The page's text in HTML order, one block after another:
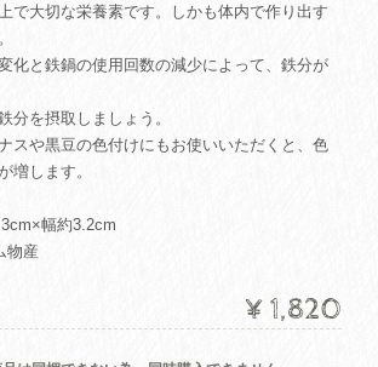
で大切な栄養素です。しかも体内で作り出す
化と鉄鍋の使用回数の減少によって、鉄分が
分を摂取しましょう。
スや黒豆の色付けにもお使いいただくと、色
増します。
幅約3.2cm
物産
¥1,820